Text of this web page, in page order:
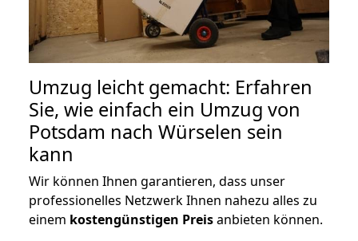
Umzug leicht gemacht: Erfahren
Sie, wie einfach ein Umzug von
Potsdam nach Würselen sein
kann
Wir können Ihnen garantieren, dass unser
professionelles Netzwerk Ihnen nahezu alles zu
einem kostengünstigen Preisanbieten können.